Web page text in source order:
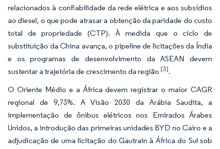
relacionados à confiabilidade da rede elétrica e aos subsídios
ao diesel, o que pode atrasar a obtenção da paridade do custo
total de propriedade (CTP). À medida que o ciclo de
substituição da China avança, o pipeline de licitações da Índia
e os programas de desenvolvimento da ASEAN devem
sustentar a trajetória de crescimento da região [3].
O Oriente Médio e a África devem registrar o maior CAGR
regional de 9,73%. A Visão 2030 da Arábia Saudita, a
implementação de ônibus elétricos nos Emirados Árabes
Unidos, a introdução das primeiras unidades BYD no Cairo e a
adjudicação de uma licitação do Gautrain à África do Sul sob